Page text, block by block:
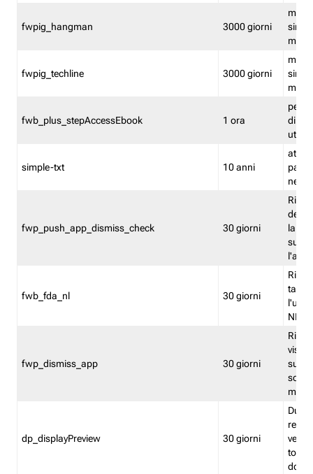
fwpig_hangman 3000 giorni
fwpig_techline 3000 giorni
fwb_plus_stepAccessEbook 1 ora
di un
simple-txt 10 anni
attiva
fwp_push_app_dismiss_check 30 giorni
la
fwb_fda_nl 30 giorni
NL
fwp_dismiss_app 30 giorni
visto
dp_displayPreview 30 giorni
torna
dopo